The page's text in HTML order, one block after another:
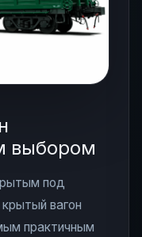
выбором
под
вагон
практичным